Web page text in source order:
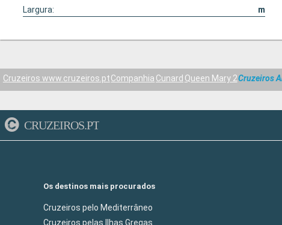
Largura:
m
Cruzeiros www.cruzeiros.ptCompanhia Cunard Queen Mary 2Cruzeiros
CRUZEIROS.PT
Os destinos mais procurados
Cruzeiros pelo Mediterrâneo
Cruzeiros pelas Ilhas Gregas